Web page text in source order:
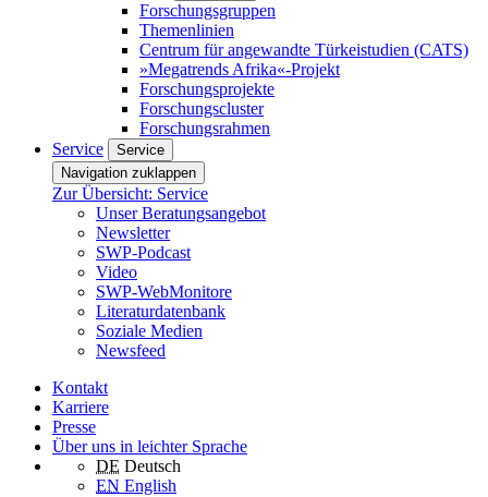
Forschungsgruppen
Themenlinien
Centrum für angewandte Türkeistudien (CATS)
»Megatrends Afrika«-Projekt
Forschungsprojekte
Forschungscluster
Forschungsrahmen
Service
Service
Navigation zuklappen
Zur Übersicht: Service
Unser Beratungsangebot
Newsletter
SWP-Podcast
Video
SWP-WebMonitore
Literaturdatenbank
Soziale Medien
Newsfeed
Kontakt
Karriere
Presse
Über uns in leichter Sprache
DE Deutsch
EN English